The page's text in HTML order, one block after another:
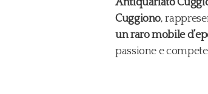
Cuggiono,
un raro mobile
passione e